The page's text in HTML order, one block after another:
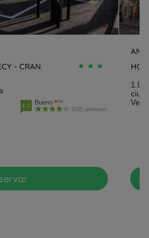
- CRAN
4.0 Bueno
1635 opiniones
1.9
Ver